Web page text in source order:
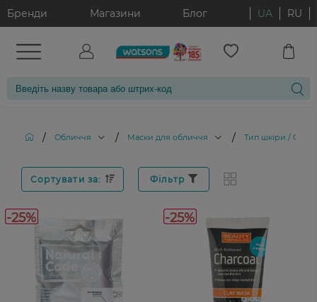
Бренди Магазини Блог UA RU
/ Обличчя / Маски для обличчя / Тип шкіри /
Сортувати за: Фільтр
-25% -25%